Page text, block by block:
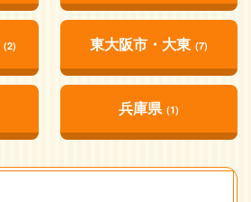
(2) 東大阪市・大東 (7)
兵庫県 (1)